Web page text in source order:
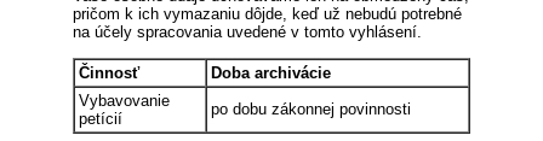
pričom k ich vymazaniu dôjde, keď už nebudú potrebné
na účely spracovania uvedené v tomto vyhlásení.
Činnosť
Doba archivácie
Vybavovanie
petícií
po dobu zákonnej povinnosti